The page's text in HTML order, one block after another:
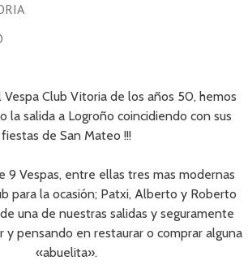
Vespa Club Vitoria de los años 50, hemos
la salida a Logroño coincidiendo con sus
fiestas de San Mateo !!!
9 Vespas, entre ellas tres mas modernas
para la ocasión; Patxi, Alberto y Roberto
una de nuestras salidas y seguramente
y pensando en restaurar o comprar alguna
«abuelita».